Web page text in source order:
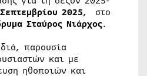
2025, στο
Σταύρος Νιάρχος.
παρουσία
και με
ηθοποιών και